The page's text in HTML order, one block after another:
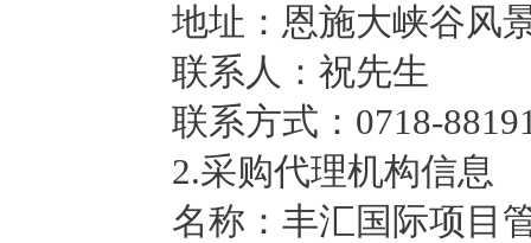
地址：恩施大峡谷风
联系人：祝先生
联系方式：0718-
2.采购代理机构信息
名称：丰汇国际项目